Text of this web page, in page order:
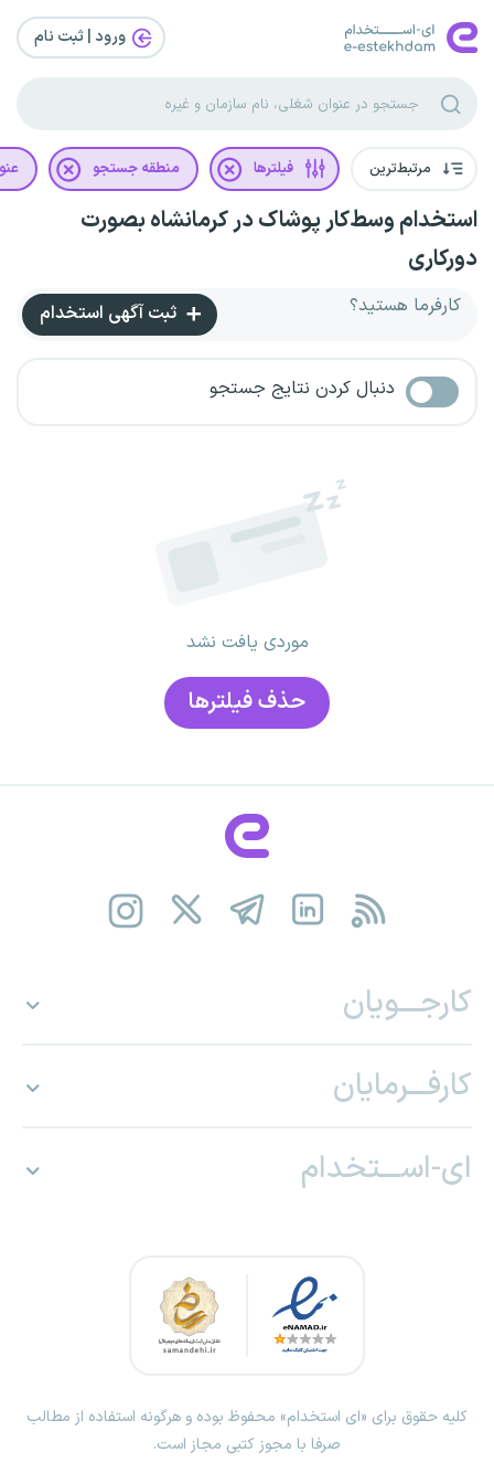
ورود | ثبت‌ نام
مرتبط‌ترین فیلترها منطقه جستجو
استخدام وسط‌کار پوشاک در کرمانشاه بصورت
دورکاری
کارفرما هستید؟ ثبت آگهی استخدام
دنبال کردن نتایج جستجو
موردی یافت نشد
حذف فیلتر‌ها
کارجـــویان
کارفـــرمایان
ای-اســـتخدام
کلیه حقوق برای «ای استخدام» محفوظ بوده و هرگونه استفاده از مطالب
صرفا با مجوز کتبی مجاز است.